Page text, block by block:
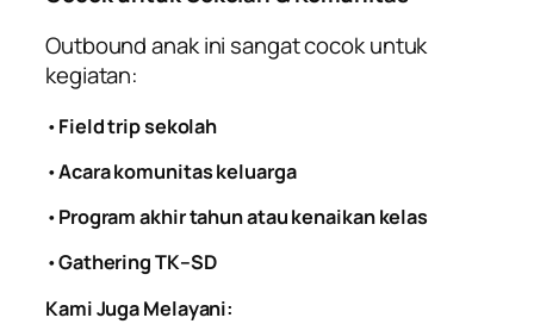
Outbound anak ini sangat cocok untuk
kegiatan:
•Field trip sekolah
•Acara komunitas keluarga
•Program akhir tahun atau kenaikan kelas
•Gathering TK–SD
Kami Juga Melayani: